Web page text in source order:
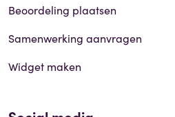
Beoordeling plaatsen
Samenwerking aanvragen
Widget maken